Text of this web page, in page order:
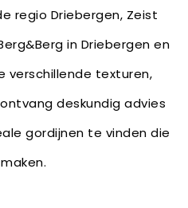
regio Driebergen, Zeist
in Driebergen en
verschillende texturen,
deskundig advies
gordijnen te vinden die